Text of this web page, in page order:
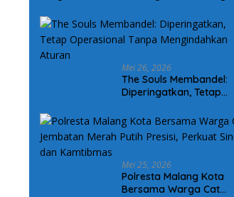
Mei 26, 2026
The Souls Membandel:
Diperingatkan, Tetap
Mengindahkan Aturan
Mei 25, 2026
Polresta Malang Kota
Bersama Warga Cat